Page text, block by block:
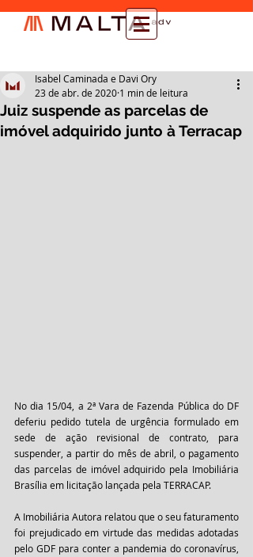
Juiz suspende as parcelas de
imóvel adquirido junto à Terracap
Isabel Caminada e Davi Ory
23 de abr. de 2020 1 min de leitura
No dia 15/04, a 2ª Vara de Fazenda Pública do DF
deferiu pedido tutela de urgência formulado em
sede de ação revisional de contrato, para
suspender, a partir do mês de abril, o pagamento
das parcelas de imóvel adquirido pela Imobiliária
Brasília em licitação lançada pela TERRACAP.
A Imobiliária Autora relatou que o seu faturamento
foi prejudicado em virtude das medidas adotadas
pelo GDF para conter a pandemia do coronavírus,